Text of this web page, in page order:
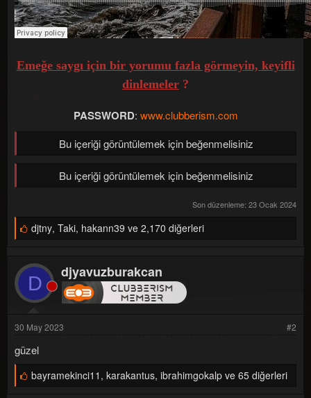
Emeğe saygı için bir yorumu fazla görmeyin, keyifli
dinlemeler ?
PASSWORD: www.clubberism.com
Bu içeriği görüntülemek için beğenmelisiniz
Bu içeriği görüntülemek için beğenmelisiniz
Son düzenleme: 23 Ocak 2024
B
n
i
l
e
r
:
djtny, Taki, hakann39 ve 2,170 diğerleri
D
djyavuzburakcan
30 May 2023 #2
güzel
B
bayramekinci11 , karakantus, ibrahimgokalp ve 65 diğerleri